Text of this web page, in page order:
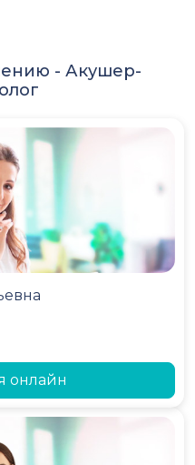
- Акушер-
онлайн